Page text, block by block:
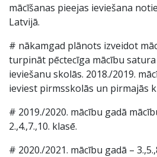
mācīšanas pieejas ieviešana
Latvijā.
# nākamgad plānots izveidot
turpināt pēctecīga mācību
ieviešanu skolās. 2018./2019.
ieviest pirmsskolās un pirmajās
# 2019./2020. mācību gadā
2.,4.,7.,10. klasē.
# 2020./2021. mācību gadā –